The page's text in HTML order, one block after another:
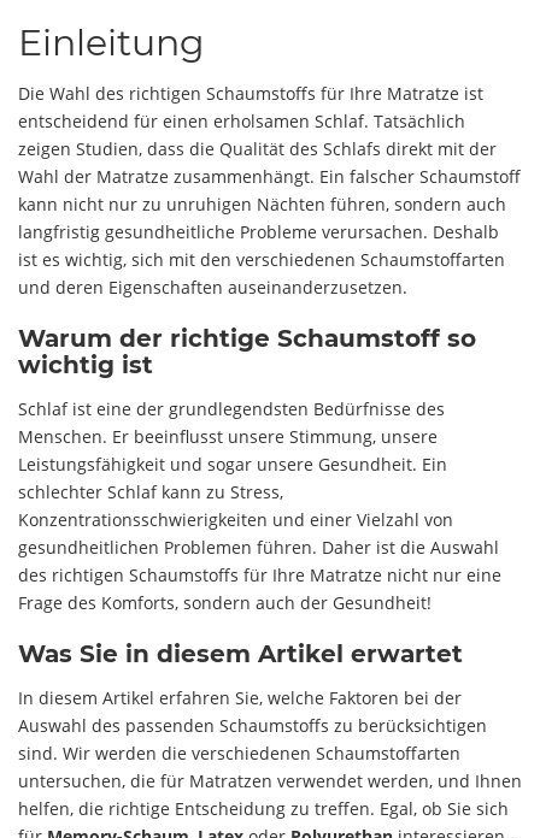
Einleitung
Die Wahl des richtigen Schaumstoffs für Ihre Matratze ist
entscheidend für einen erholsamen Schlaf. Tatsächlich
zeigen Studien, dass die Qualität des Schlafs direkt mit der
Wahl der Matratze zusammenhängt. Ein falscher Schaumstoff
kann nicht nur zu unruhigen Nächten führen, sondern auch
langfristig gesundheitliche Probleme verursachen. Deshalb
ist es wichtig, sich mit den verschiedenen Schaumstoffarten
und deren Eigenschaften auseinanderzusetzen.
Warum der richtige Schaumstoff so
wichtig ist
Schlaf ist eine der grundlegendsten Bedürfnisse des
Menschen. Er beeinflusst unsere Stimmung, unsere
Leistungsfähigkeit und sogar unsere Gesundheit. Ein
schlechter Schlaf kann zu Stress,
Konzentrationsschwierigkeiten und einer Vielzahl von
gesundheitlichen Problemen führen. Daher ist die Auswahl
des richtigen Schaumstoffs für Ihre Matratze nicht nur eine
Frage des Komforts, sondern auch der Gesundheit!
Was Sie in diesem Artikel erwartet
In diesem Artikel erfahren Sie, welche Faktoren bei der
Auswahl des passenden Schaumstoffs zu berücksichtigen
sind. Wir werden die verschiedenen Schaumstoffarten
untersuchen, die für Matratzen verwendet werden, und Ihnen
helfen, die richtige Entscheidung zu treffen. Egal, ob Sie sich